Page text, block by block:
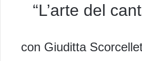
“L’arte del
con Giuditta